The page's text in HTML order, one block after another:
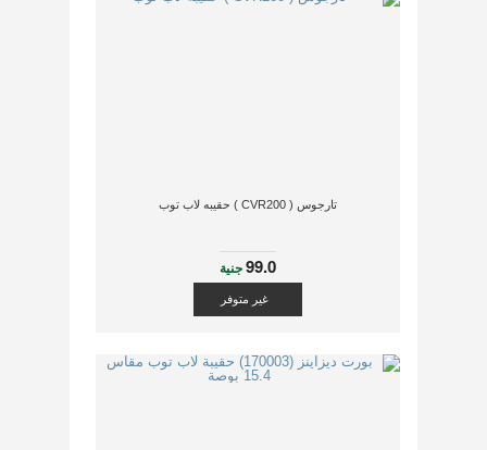
تارجوس ( CVR200 ) حقيبه لاب توب
99.0جنية
غير متوفر